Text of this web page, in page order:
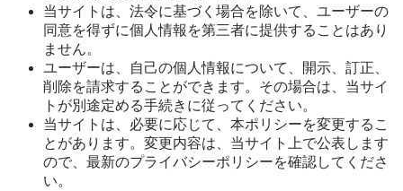
当サイトは、法令に基づく場合を除いて、ユーザーの
同意を得ずに個人情報を第三者に提供することはあり
ません。
ユーザーは、自己の個人情報について、開示、訂正、
削除を請求することができます。その場合は、当サイ
トが別途定める手続きに従ってください。
当サイトは、必要に応じて、本ポリシーを変更するこ
とがあります。変更内容は、当サイト上で公表します
ので、最新のプライバシーポリシーを確認してくださ
い。